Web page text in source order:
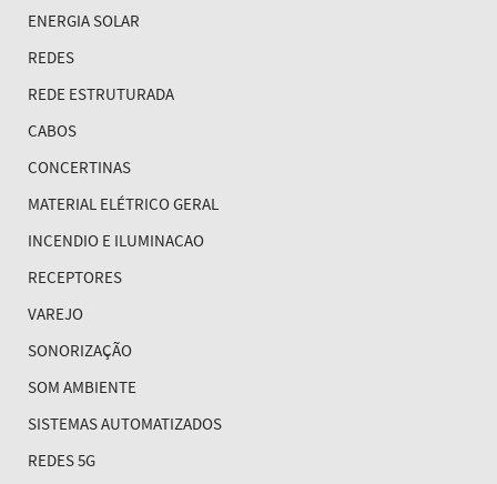
ENERGIA SOLAR
REDES
REDE ESTRUTURADA
CABOS
CONCERTINAS
MATERIAL ELÉTRICO GERAL
INCENDIO E ILUMINACAO
RECEPTORES
VAREJO
SONORIZAÇÃO
SOM AMBIENTE
SISTEMAS AUTOMATIZADOS
REDES 5G